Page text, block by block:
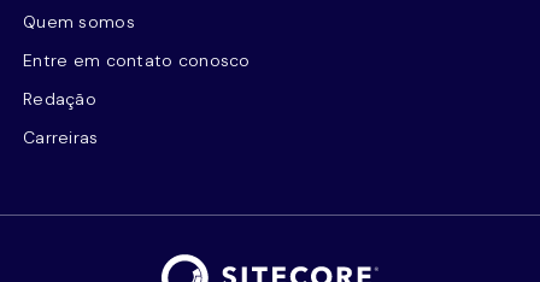
Quem somos
Entre em contato conosco
Redação
Carreiras